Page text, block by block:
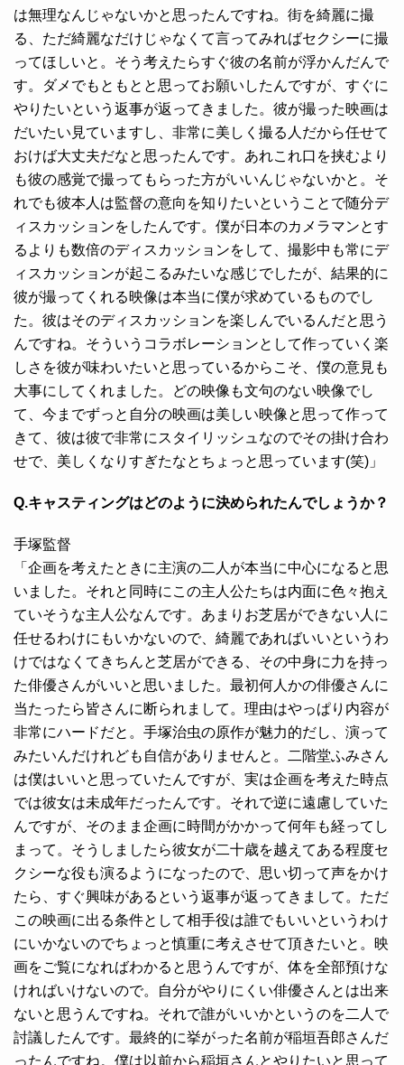
は無理なんじゃないかと思ったんですね。街を綺麗に撮
る、ただ綺麗なだけじゃなくて言ってみればセクシーに撮
ってほしいと。そう考えたらすぐ彼の名前が浮かんだんで
す。ダメでもともとと思ってお願いしたんですが、すぐに
やりたいという返事が返ってきました。彼が撮った映画は
だいたい見ていますし、非常に美しく撮る人だから任せて
おけば大丈夫だなと思ったんです。あれこれ口を挟むより
も彼の感覚で撮ってもらった方がいいんじゃないかと。そ
れでも彼本人は監督の意向を知りたいということで随分デ
ィスカッションをしたんです。僕が日本のカメラマンとす
るよりも数倍のディスカッションをして、撮影中も常にデ
ィスカッションが起こるみたいな感じでしたが、結果的に
彼が撮ってくれる映像は本当に僕が求めているものでし
た。彼はそのディスカッションを楽しんでいるんだと思う
んですね。そういうコラボレーションとして作っていく楽
しさを彼が味わいたいと思っているからこそ、僕の意見も
大事にしてくれました。どの映像も文句のない映像でし
て、今までずっと自分の映画は美しい映像と思って作って
きて、彼は彼で非常にスタイリッシュなのでその掛け合わ
せで、美しくなりすぎたなとちょっと思っています(笑)」
Q.キャスティングはどのように決められたんでしょうか？
手塚監督
「企画を考えたときに主演の二人が本当に中心になると思
いました。それと同時にこの主人公たちは内面に色々抱え
ていそうな主人公なんです。あまりお芝居ができない人に
任せるわけにもいかないので、綺麗であればいいというわ
けではなくてきちんと芝居ができる、その中身に力を持っ
た俳優さんがいいと思いました。最初何人かの俳優さんに
当たったら皆さんに断られまして。理由はやっぱり内容が
非常にハードだと。手塚治虫の原作が魅力的だし、演って
みたいんだけれども自信がありませんと。二階堂ふみさん
は僕はいいと思っていたんですが、実は企画を考えた時点
では彼女は未成年だったんです。それで逆に遠慮していた
んですが、そのまま企画に時間がかかって何年も経ってし
まって。そうしましたら彼女が二十歳を越えてある程度セ
クシーな役も演るようになったので、思い切って声をかけ
たら、すぐ興味があるという返事が返ってきまして。ただ
この映画に出る条件として相手役は誰でもいいというわけ
にいかないのでちょっと慎重に考えさせて頂きたいと。映
画をご覧になればわかると思うんですが、体を全部預けな
ければいけないので。自分がやりにくい俳優さんとは出来
ないと思うんですね。それで誰がいいかというのを二人で
討議したんです。最終的に挙がった名前が稲垣吾郎さんだ
ったんですね。僕は以前から稲垣さんとやりたいと思って